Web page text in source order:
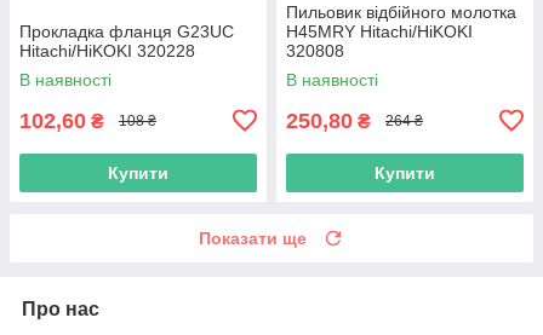
Прокладка фланця G23UC
Hitachi/HiKOKI 320228
В наявності
102,60 ₴ 108 ₴
Купити
Пильовик відбійного молотка
H45MRY Hitachi/HiKOKI
320808
В наявності
250,80 ₴ 264 ₴
Купити
Показати ще
Про нас